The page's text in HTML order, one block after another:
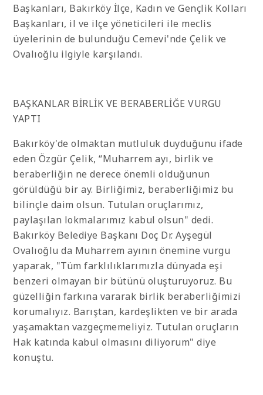
Başkanları, Bakırköy İlçe, Kadın ve Gençlik Kolları
Başkanları, il ve ilçe yöneticileri ile meclis
üyelerinin de bulunduğu Cemevi'nde Çelik ve
Ovalıoğlu ilgiyle karşılandı.
BAŞKANLAR BİRLİK VE BERABERLİĞE VURGU
YAPTI
Bakırköy'de olmaktan mutluluk duyduğunu ifade
eden Özgür Çelik, “Muharrem ayı, birlik ve
beraberliğin ne derece önemli olduğunun
görüldüğü bir ay. Birliğimiz, beraberliğimiz bu
bilinçle daim olsun. Tutulan oruçlarımız,
paylaşılan lokmalarımız kabul olsun" dedi.
Bakırköy Belediye Başkanı Doç Dr. Ayşegül
Ovalıoğlu da Muharrem ayının önemine vurgu
yaparak, "Tüm farklılıklarımızla dünyada eşi
benzeri olmayan bir bütünü oluşturuyoruz. Bu
güzelliğin farkına vararak birlik beraberliğimizi
korumalıyız. Barıştan, kardeşlikten ve bir arada
yaşamaktan vazgeçmemeliyiz. Tutulan oruçların
Hak katında kabul olmasını diliyorum" diye
konuştu.